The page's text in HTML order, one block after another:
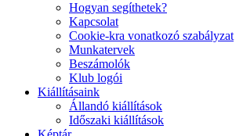
Hogyan segíthetek?
Kapcsolat
Cookie-kra vonatkozó szabályzat
Munkatervek
Beszámolók
Klub logói
Kiállításaink
Állandó kiállítások
Időszaki kiállítások